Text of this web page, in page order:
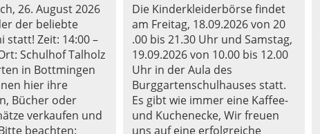
26. August 2026
der beliebte
statt! Zeit: 14:00 –
Schulhof Talholz
in Bottmingen
hier ihre
Bücher oder
verkaufen und
beachten:
Die Kinderkleiderbörse findet
am Freitag, 18.09.2026 von 20
.00 bis 21.30 Uhr und Samstag,
19.09.2026 von 10.00 bis 12.00
Uhr in der Aula des
Burggartenschulhauses statt.
Es gibt wie immer eine Kaffee-
und Kuchenecke, Wir freuen
uns auf eine erfolgreiche